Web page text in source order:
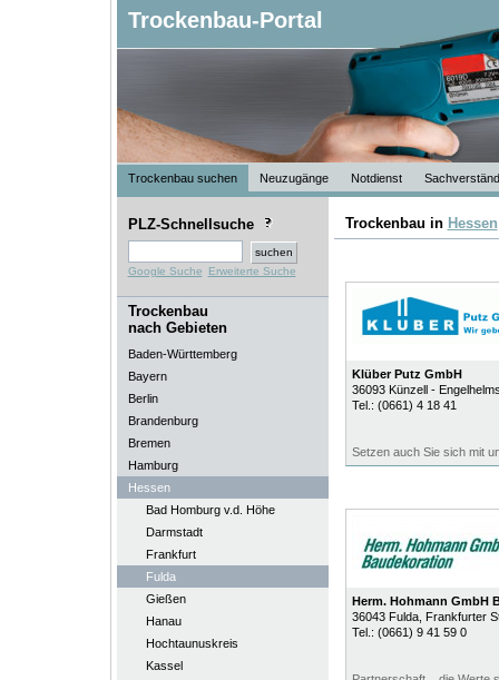
Trockenbau-Portal
Trockenbau suchen Neuzugänge Notdienst
PLZ-Schnellsuche
Google Suche Erweiterte Suche
Trockenbau
nach Gebieten
Baden-Württemberg
Bayern
Berlin
Brandenburg
Bremen
Hamburg
Hessen
Bad Homburg v.d. Höhe
Darmstadt
Frankfurt
Fulda
Gießen
Hanau
Hochtaunuskreis
Kassel
Trockenbau in Hessen
Klüber Putz GmbH
36093 Künzell -
Tel.: (0661) 4 18 41
Setzen auch Sie sich mit
Herm. Hohmann GmbH
36043 Fulda, Frankfurter
Tel.: (0661) 9 41 59 0